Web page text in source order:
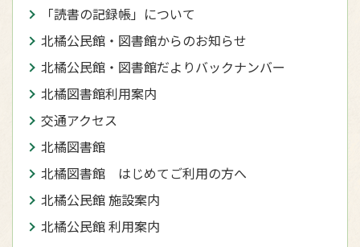
「読書の記録帳」について
北橘公民館・図書館からのお知らせ
北橘公民館・図書館だよりバックナンバー
北橘図書館利用案内
交通アクセス
北橘図書館
北橘図書館 はじめてご利用の方へ
北橘公民館 施設案内
北橘公民館 利用案内